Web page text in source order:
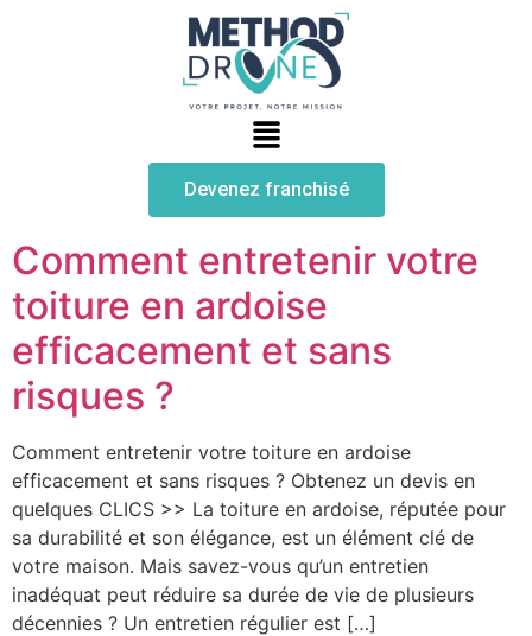
Devenez franchisé
Comment entretenir votre
toiture en ardoise
efficacement et sans
risques ?
Comment entretenir votre toiture en ardoise
efficacement et sans risques ? Obtenez un devis en
quelques CLICS >> La toiture en ardoise, réputée pour
sa durabilité et son élégance, est un élément clé de
votre maison. Mais savez-vous qu’un entretien
inadéquat peut réduire sa durée de vie de plusieurs
décennies ? Un entretien régulier est […]